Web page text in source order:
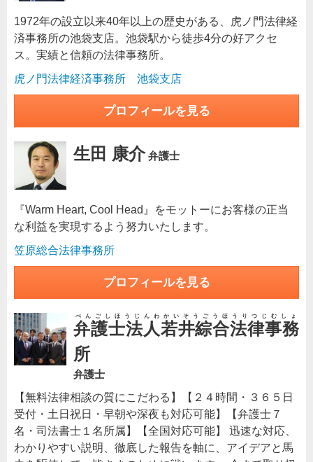
1972年の設立以来40年以上の歴史がある、虎ノ門法律経
済事務所の池袋支店。池袋駅から徒歩4分の好アクセ
ス。実績と信頼の法律事務所。
虎ノ門法律経済事務所 池袋支店
プロフィールを見る
生田 康介 弁護士
『Warm Heart, Cool Head』をモットーにお客様の正当
な利益を実現するよう努力いたします。
笠原総合法律事務所
プロフィールを見る
弁護士法人若井綜合法律事務
所
べんごしほうじんわかいそうごうほうりつじむしょ
弁護士
【無料法律相談の質にこだわる】【２４時間・３６５日
受付・土日祝日・早朝や深夜も対応可能】【弁護士７
名・司法書士１名所属】【全国対応可能】 迅速な対応、
わかりやすい説明、徹底した報告を軸に、アイデアと馬